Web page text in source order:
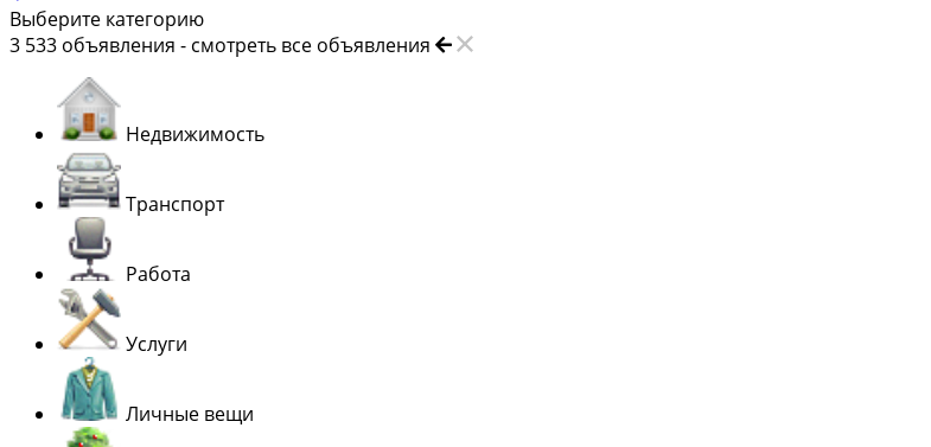
Выберите категорию
3 533 объявления - смотреть все объявления
Недвижимость
Транспорт
Работа
Услуги
Личные вещи